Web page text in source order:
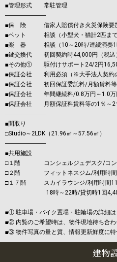
■管理形式 常駐管理
―――――――
■保 険 借家人賠償付き火災保険要
■ペット 相談（小型犬・猫計2匹まで/
■楽 器 相談（10～20時/連続演奏1時
■鍵交換代 初回契約時44,000円（税込
■その他① 駆付けサポート24/2円
■保証会社 利用必須（※大手法人契約の
■保証会社 初回保証委託料/月額賃料等
■保証会社 年間継続料/0.8万円～1.0万
■保証会社 月額保証料賃料等の1％～2
―――――――
■間取り
□Studio～2LDK（21.96㎡～57.56㎡）
―――――――
■共用施設
□１階 コンシェルジュデスク/コン
□２階 フィットネスジム/利用時間6
□１７階 スカイラウンジ/利用時間11
18時～22時/貸切時1回
■① 駐車場・バイク置場・駐輪場の詳細は
■② 内覧のご希望時は、物件現地待ち合わ
■③ 物件写真の量と質、情報更新鮮度に特
建物